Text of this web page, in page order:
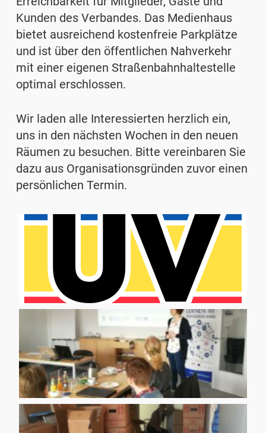
Kunden des Verbandes. Das Medienhaus
bietet ausreichend kostenfreie Parkplätze
und ist über den öffentlichen Nahverkehr
mit einer eigenen Straßenbahnhaltestelle
optimal erschlossen.
Wir laden alle Interessierten herzlich ein,
uns in den nächsten Wochen in den neuen
Räumen zu besuchen. Bitte vereinbaren Sie
dazu aus Organisationsgründen zuvor einen
persönlichen Termin.